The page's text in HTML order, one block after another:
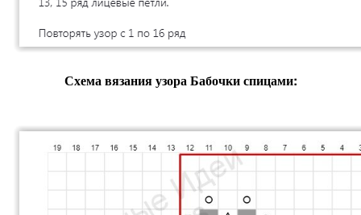
Схема вязания узора Бабочки спицами: